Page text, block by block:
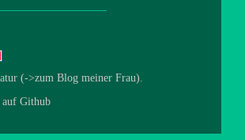
(->zum Blog meiner Frau).
auf Github